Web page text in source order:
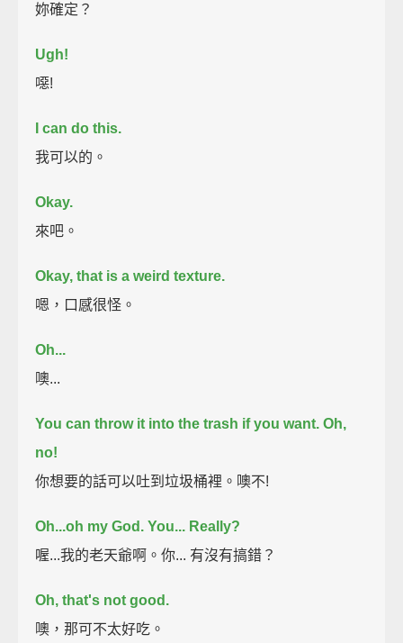
妳確定？
Ugh!
噁!
I can do this.
我可以的。
Okay.
來吧。
Okay, that is a weird texture.
嗯，口感很怪。
Oh...
噢...
You can throw it into the trash if you want. Oh,
no!
你想要的話可以吐到垃圾桶裡。噢不!
Oh...oh my God. You... Really?
喔...我的老天爺啊。你... 有沒有搞錯？
Oh, that's not good.
噢，那可不太好吃。